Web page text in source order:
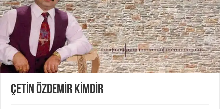
ÇETİN ÖZDEMİR KİMDİR